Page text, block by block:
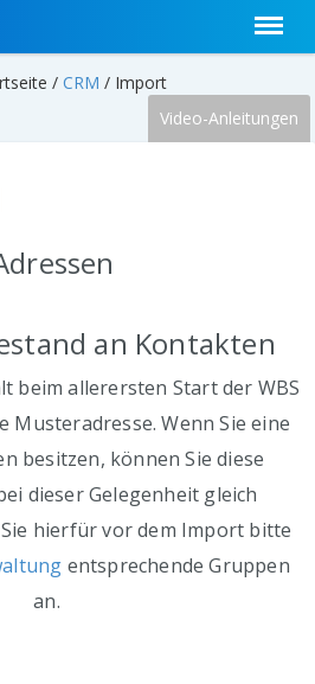
/CRM / Import
Video-Anleitungen
an Kontakten
beim allerersten Start der WBS
Musteradresse. Wenn Sie eine
besitzen, können Sie diese
dieser Gelegenheit gleich
hierfür vor dem Import bitte
entsprechende Gruppen
an.